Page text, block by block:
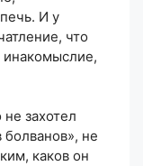
И у
что
инакомыслие,
захотел
болванов», не
каков он